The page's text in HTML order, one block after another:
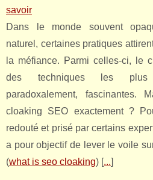
savoir
Dans le monde souvent
naturel, certaines pratiques
la méfiance. Parmi celles-ci, le
des techniques les plus
paradoxalement, fascinantes.
cloaking SEO exactement ?
redouté et prisé par certains
a pour objectif de lever le voile
(what is seo cloaking) [...]